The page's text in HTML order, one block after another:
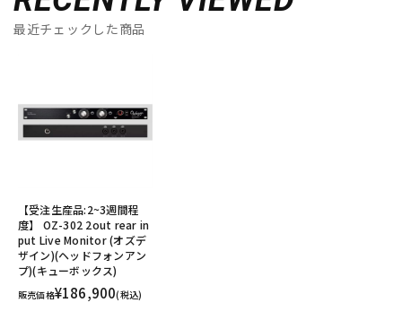
最近チェックした商品
【受注生産品:2~3週間程
度】 OZ-302 2out rear in
put Live Monitor (オズデ
ザイン)(ヘッドフォンアン
プ)(キューボックス)
販売価格¥186,900(税込)